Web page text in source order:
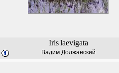
Iris laevigata
Вадим Должанский